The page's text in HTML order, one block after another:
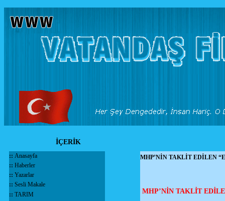
İÇERİK
:: Anasayfa
:: Haberler
:: Yazarlar
:: Sesli Makale
:: TARIM
MHP’NİN TAKLİT EDİLEN
MHP’NİN TAKLİT